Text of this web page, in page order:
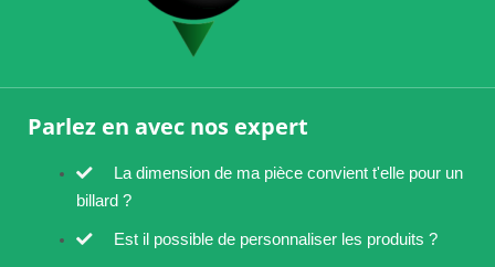
Parlez en avec nos expert
La dimension de ma pièce convient t'elle pour un
billard ?
Est il possible de personnaliser les produits ?